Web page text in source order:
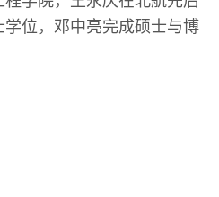
位，邓中亮完成硕士与博